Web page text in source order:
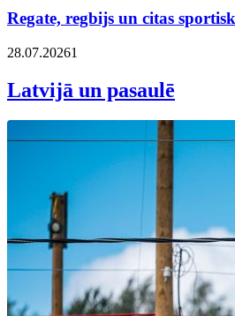
Regate, regbijs un citas
28.07.20261
Latvijā un pasaulē